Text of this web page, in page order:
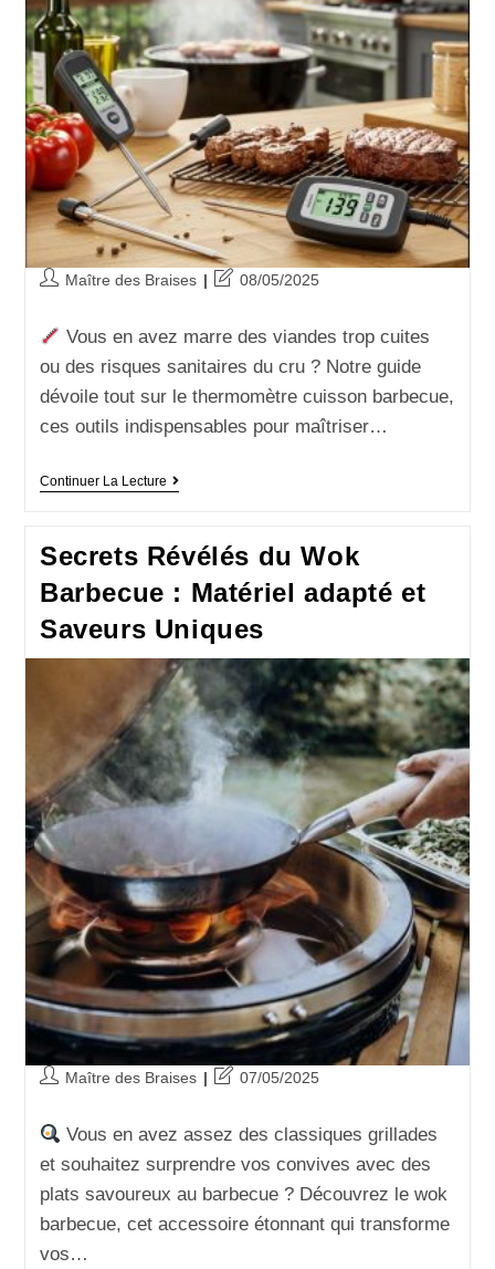
Maître des Braises 08/05/2025
Vous en avez marre des viandes trop cuites
ou des risques sanitaires du cru ? Notre guide
dévoile tout sur le thermomètre cuisson barbecue,
ces outils indispensables pour maîtriser…
Continuer La Lecture
Secrets Révélés du Wok
Barbecue : Matériel adapté et
Saveurs Uniques
Maître des Braises 07/05/2025
Vous en avez assez des classiques grillades
et souhaitez surprendre vos convives avec des
plats savoureux au barbecue ? Découvrez le wok
barbecue, cet accessoire étonnant qui transforme
vos…